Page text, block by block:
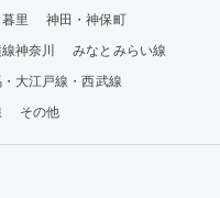
里
神田・神保町
神奈川
みなとみらい線
大江戸線・西武線
その他